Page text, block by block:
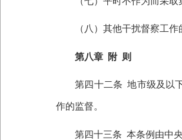
（八）其他干扰督察工作
第八章 附 则
第四十二条 地市级及以
作的监督。
第四十三条 本条例由中